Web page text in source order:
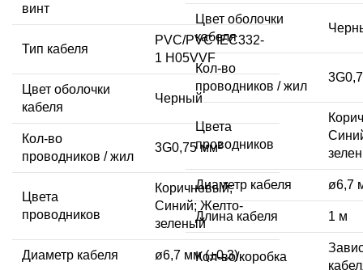
винт
Тип кабеля
PVC/PVC IEC332-
1 H05VVF
Цвет оболочки
кабеля
Черный
Кол-во
проводников / жил
3G0,75 мм²
Цвета
проводников
Коричневый;
Синий; Желто-
зеленый
Диаметр кабеля ø6,7 мм (±0,3)
Цвет оболочки
кабеля
Кол-во
проводников / жил
Цвета
проводников
Диаметр кабеля ø6,7
Длина кабеля 1 м
Кол-во/коробка